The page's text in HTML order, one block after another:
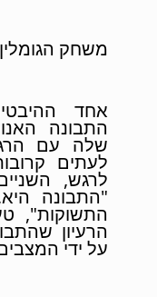
משחק
אחד
התבונה
שלה עם
לעתים
לרגש,
"התבונה
התשוקות",
הרעיון
על ידי